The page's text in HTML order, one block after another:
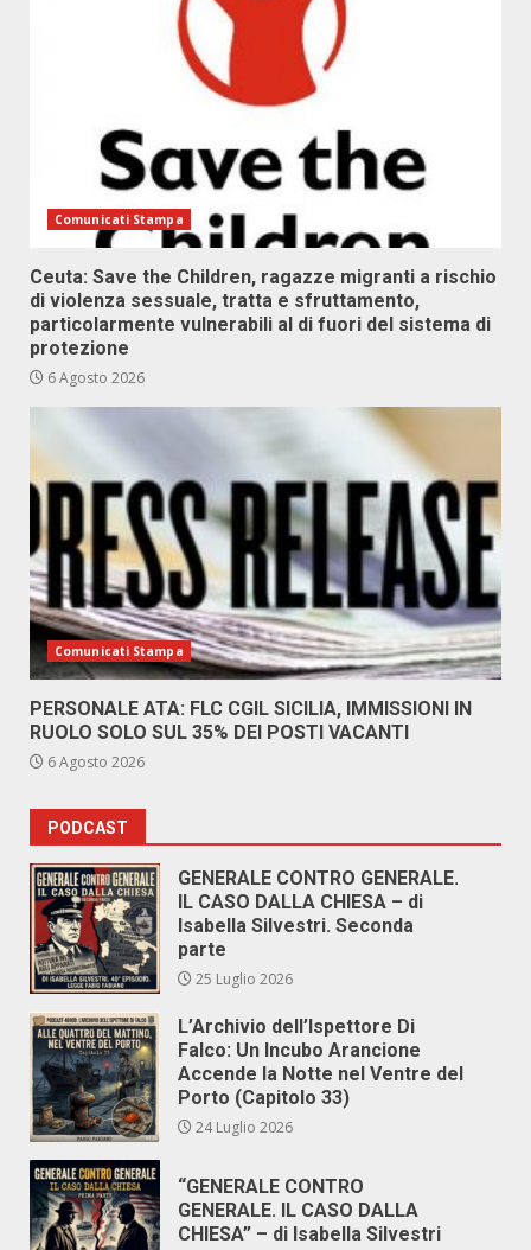
Comunicati Stampa
Ceuta: Save the Children, ragazze migranti a rischio
di violenza sessuale, tratta e sfruttamento,
particolarmente vulnerabili al di fuori del sistema di
protezione
6 Agosto 2026
Comunicati Stampa
PERSONALE ATA: FLC CGIL SICILIA, IMMISSIONI IN
RUOLO SOLO SUL 35% DEI POSTI VACANTI
6 Agosto 2026
PODCAST
GENERALE CONTRO GENERALE.
IL CASO DALLA CHIESA – di
Isabella Silvestri. Seconda
parte
25 Luglio 2026
L’Archivio dell’Ispettore Di
Falco: Un Incubo Arancione
Accende la Notte nel Ventre del
Porto (Capitolo 33)
24 Luglio 2026
“GENERALE CONTRO
GENERALE. IL CASO DALLA
CHIESA” – di Isabella Silvestri